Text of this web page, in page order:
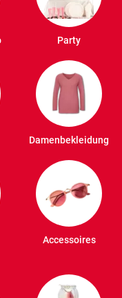
Party
Damenbekleidung
Accessoires